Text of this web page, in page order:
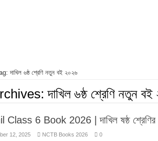
দাখিল ৬ষ্ঠ শ্রেণি নতুন বই ২০২৬
দাখিল ৬ষ্ঠ শ্রেণি নতুন
Class 6 Book 2026 | দাখিল ষষ্ঠ
12, 2025 NCTB Books 2026 0